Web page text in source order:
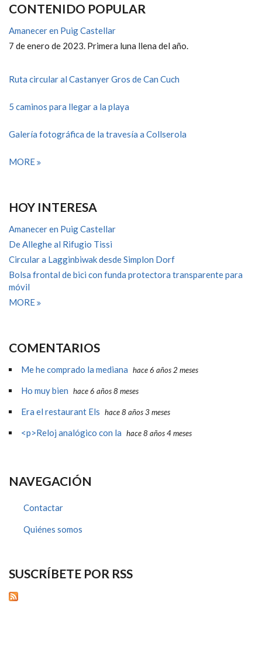
CONTENIDO POPULAR
Amanecer en Puig Castellar
7 de enero de 2023. Primera luna llena del año.
Ruta circular al Castanyer Gros de Can Cuch
5 caminos para llegar a la playa
Galería fotográfica de la travesía a Collserola
MORE
HOY INTERESA
Amanecer en Puig Castellar
De Alleghe al Rifugio Tissi
Circular a Lagginbiwak desde Simplon Dorf
Bolsa frontal de bici con funda protectora transparente para
móvil
MORE
COMENTARIOS
Me he comprado la mediana hace 6 años 2 meses
Ho muy bien hace 6 años 8 meses
Era el restaurant Els hace 8 años 3 meses
<p>Reloj analógico con la hace 8 años 4 meses
NAVEGACIÓN
Contactar
Quiénes somos
SUSCRÍBETE POR RSS